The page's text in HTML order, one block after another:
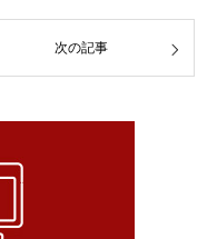
次の記事